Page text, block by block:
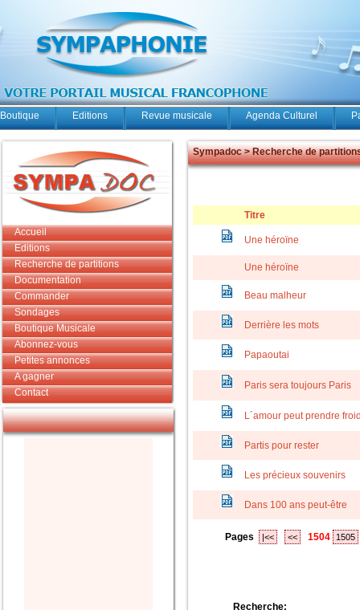
Boutique Editions Revue musicale Agenda Culturel
Accueil
Editions
Recherche de partitions
Documentation
Commander
Sondages
Boutique Musicale
Abonnez-vous
Petites annonces
A gagner
Contact
Sympadoc > Recherche de
Titre
Une héroïne
Une héroïne
Beau malheur
Derrière les mots
Papaoutai
Paris sera toujours Paris
L´amour peut prendre
Partis pour rester
Les précieux souvenirs
Dans 100 ans peut-être
Pages |<< << 1504 1505
Recherche: